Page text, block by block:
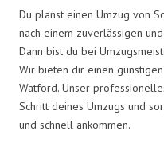
Du planst einen Umzug von
nach einem zuverlässigen
Dann bist du bei
Wir bieten dir einen günstigen
Watford. Unser
Schritt deines Umzugs und
und schnell ankommen.